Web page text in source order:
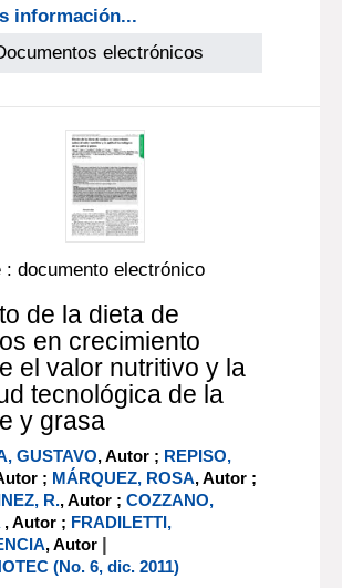
información...
electrónicos
: documento electrónico
de la dieta de
en crecimiento
el valor nutritivo y la
tecnológica de la
y grasa
GUSTAVO, Autor ; REPISO,
; MÁRQUEZ, ROSA, Autor ;
R., Autor ;COZZANO,
, Autor ; FRADILETTI,
, Autor |
(No. 6, dic. 2011)